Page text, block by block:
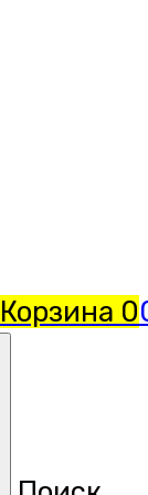
Корзина 0